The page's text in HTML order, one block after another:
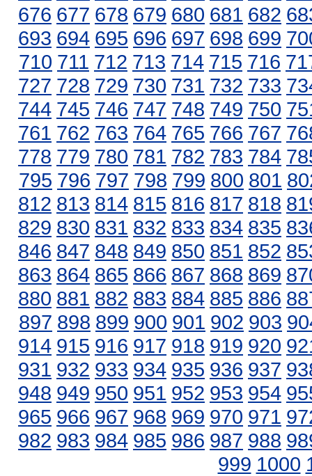
676 677 678 679 680 681 682
693 694 695 696 697 698 699
710 711 712 713 714 715 716
727 728 729 730 731 732 733
744 745 746 747 748 749 750
761 762 763 764 765 766 767
778 779 780 781 782 783 784
795 796 797 798 799 800 801
812 813 814 815 816 817 818
829 830 831 832 833 834 835
846 847 848 849 850 851 852
863 864 865 866 867 868 869
880 881 882 883 884 885 886
897 898 899 900 901 902 903
914 915 916 917 918 919 920
931 932 933 934 935 936 937
948 949 950 951 952 953 954
965 966 967 968 969 970 971
982 983 984 985 986 987 988
999 1000